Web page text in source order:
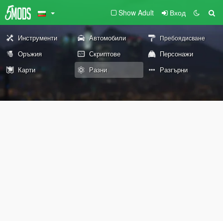
Show Adult Вход
Инструменти Автомобили Пребоядисване
Оръжия Скриптове
Персонажи
Карти
Разни Разгърни